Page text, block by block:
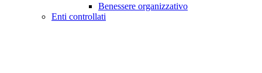
Benessere organizzativo
Enti controllati